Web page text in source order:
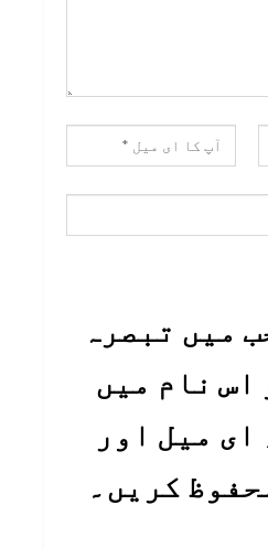
میں تبصرہ
اس نام میں
ای میل اور
کریں۔